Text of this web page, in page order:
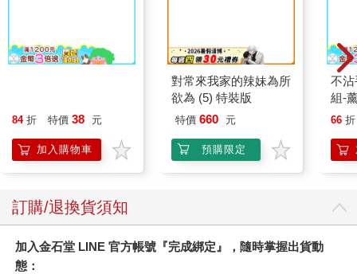
84 折 特價 38 元
加入購物車
特價 660 元
預購限定
不
組-
拋
66 折
訂購/退換貨須知
加入金石堂 LINE 官方帳號『完成綁定』，隨時掌握出貨動
態：